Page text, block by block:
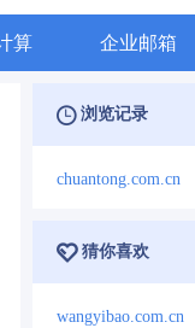
算 企业邮箱
浏览记录
chuantong.com.cn
猜你喜欢
wangyibao.com.cn